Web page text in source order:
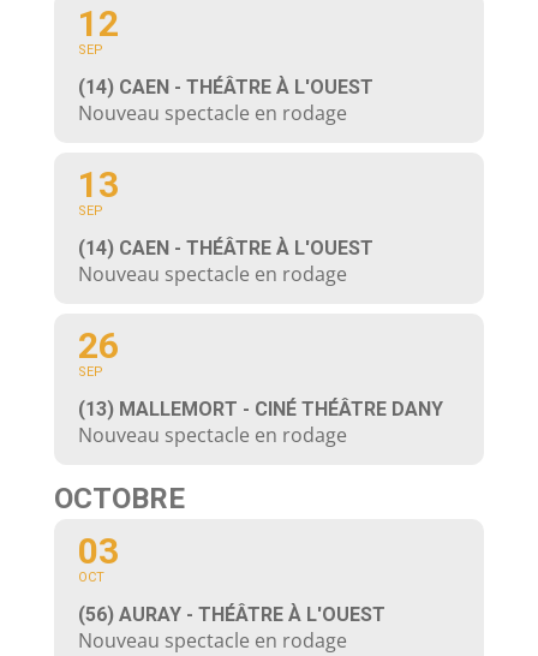
12
SEP
(14) CAEN - THÉÂTRE À L'OUEST
Nouveau spectacle en rodage
13
SEP
(14) CAEN - THÉÂTRE À L'OUEST
Nouveau spectacle en rodage
26
SEP
(13) MALLEMORT - CINÉ THÉÂTRE DANY
Nouveau spectacle en rodage
OCTOBRE
03
OCT
(56) AURAY - THÉÂTRE À L'OUEST
Nouveau spectacle en rodage